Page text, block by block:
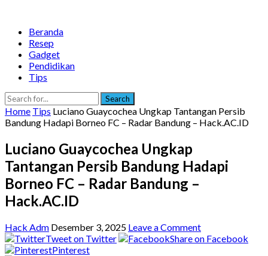
Beranda
Resep
Gadget
Pendidikan
Tips
Search
Home Tips Luciano Guaycochea Ungkap Tantangan Persib
Bandung Hadapi Borneo FC – Radar Bandung – Hack.AC.ID
Luciano Guaycochea Ungkap
Tantangan Persib Bandung Hadapi
Borneo FC – Radar Bandung –
Hack.AC.ID
Hack Adm Desember 3, 2025 Leave a Comment
Tweet on Twitter
Share on Facebook
Pinterest